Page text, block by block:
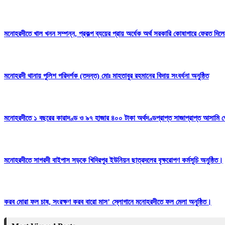
মনোহরদীতে খাল খনন সম্পন্ন, প্রকল্প ব্যয়ের প্রায় অর্ধেক অর্থ সরকারি কোষাগারে ফেরত
মনোহরদী থানায় পুলিশ পরিদর্শক (তদন্ত) মোঃ মাহতাবুর রহমানের বিদায় সংবর্ধনা অনুষ্ঠিত
মনোহরদীতে ১ বছরের কারাদণ্ড ও ৯৭ হাজার ৪০০ টাকা অর্থদণ্ডপ্রাপ্ত সাজাপ্রাপ্ত আসামি
মনোহরদীতে সাগরদী বাইপাস সড়কে খিদিরপুর ইউনিয়ন ছাত্রদলের বৃক্ষরোপণ কর্মসূচি অনুষ্ঠিত।
করব মোরা ফল চাষ, সংরক্ষণ করব বারো মাস’ স্লোগানে মনোহরদীতে ফল মেলা অনুষ্ঠিত।